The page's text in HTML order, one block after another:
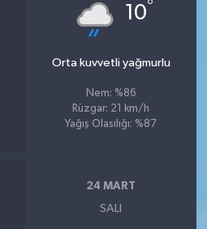
10°
Orta kuvvetli yağmurlu
Nem: %86
Rüzgar: 21 km/h
Yağış Olasılığı: %87
24 MART
SALI